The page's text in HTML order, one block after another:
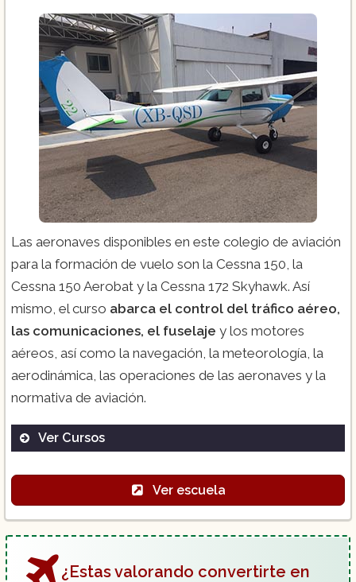
Las aeronaves disponibles en este colegio de aviación
para la formación de vuelo son la Cessna 150, la
Cessna 150 Aerobat y la Cessna 172 Skyhawk. Así
mismo, el curso abarca el control del tráfico aéreo,
las comunicaciones, el fuselaje y los motores
aéreos, así como la navegación, la meteorología, la
aerodinámica, las operaciones de las aeronaves y la
normativa de aviación.
Ver Cursos
Vuelo Privado y Comercial:
Ver escuela
¿Estas valorando convertirte en